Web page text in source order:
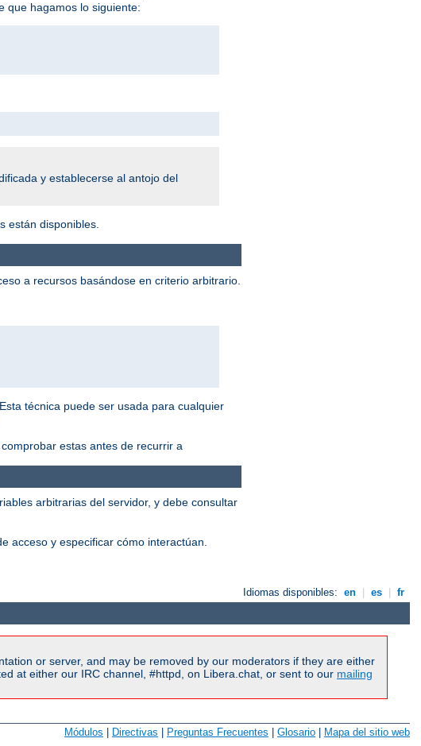
que hagamos lo siguiente:
y establecerse al antojo del
están disponibles.
a recursos basándose en criterio arbitrario.
técnica puede ser usada para cualquier
estas antes de recurrir a
arbitrarias del servidor, y debe consultar
acceso y especificar cómo interactúan.
Idiomas disponibles: en es fr
or server, and may be removed by our moderators if they are either
at either our IRC channel, #httpd, on Libera.chat, or sent to our mailing
Módulos Directivas Preguntas Frecuentes Glosario Mapa del sitio web